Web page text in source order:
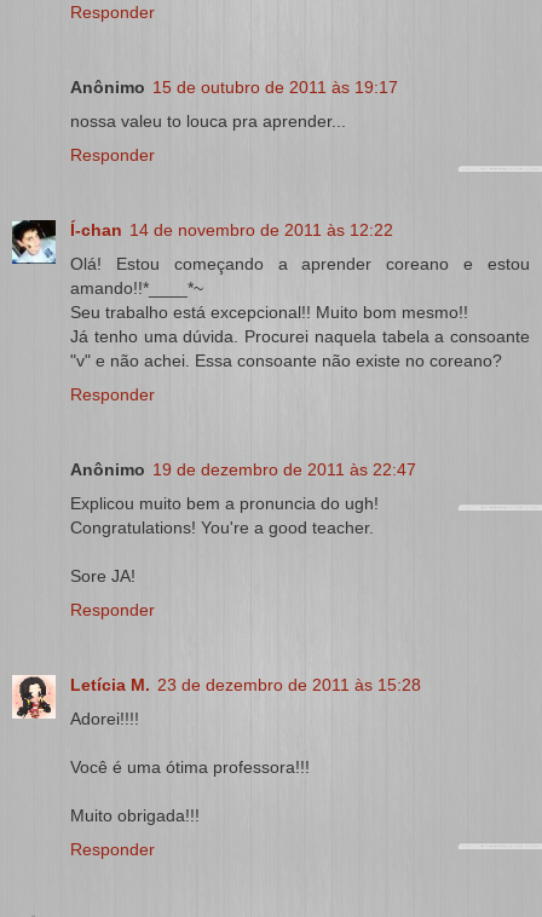
Responder
Anônimo 15 de outubro de 2011 às 19:17
nossa valeu to louca pra aprender...
Responder
Í-chan 14 de novembro de 2011 às 12:22
Olá! Estou começando a aprender coreano e estou
amando!!*____*~
Seu trabalho está excepcional!! Muito bom mesmo!!
Já tenho uma dúvida. Procurei naquela tabela a consoante
"v" e não achei. Essa consoante não existe no coreano?
Responder
Anônimo 19 de dezembro de 2011 às 22:47
Explicou muito bem a pronuncia do ugh!
Congratulations! You're a good teacher.
Sore JA!
Responder
Letícia M. 23 de dezembro de 2011 às 15:28
Adorei!!!!
Você é uma ótima professora!!!
Muito obrigada!!!
Responder